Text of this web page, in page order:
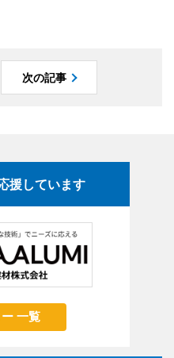
次の記事
援しています
一覧